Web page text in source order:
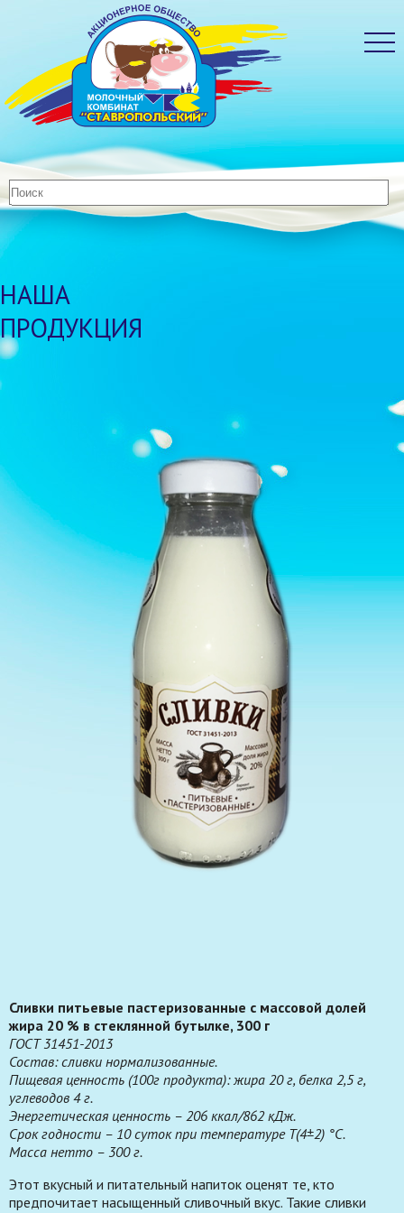
НАША
ПРОДУКЦИЯ
Сливки питьевые пастеризованные с массовой долей
жира 20 % в стеклянной бутылке, 300 г
ГОСТ 31451-2013
Состав: сливки нормализованные.
Пищевая ценность (100г продукта): жира 20 г, белка 2,5 г,
углеводов 4 г.
Энергетическая ценность – 206 ккал/862 кДж.
Срок годности – 10 суток при температуре T(4±2) °C.
Масса нетто – 300 г.
Этот вкусный и питательный напиток оценят те, кто
предпочитает насыщенный сливочный вкус. Такие сливки